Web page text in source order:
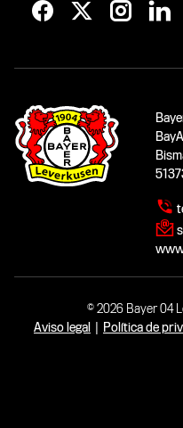
© 2026 Bayer 04
Aviso legal
Política de